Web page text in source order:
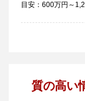
目安：600万円～
質の高い